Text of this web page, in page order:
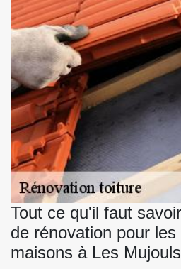
Tout ce qu'il faut
de rénovation pour
maisons à Les